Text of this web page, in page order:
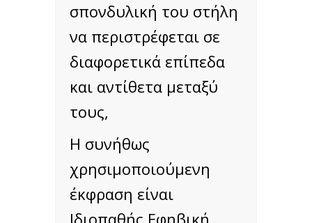
σπονδυλική του στήλη
να περιστρέφεται σε
διαφορετικά επίπεδα
και αντίθετα μεταξύ
τους,
Η συνήθως
χρησιμοποιούμενη
έκφραση είναι